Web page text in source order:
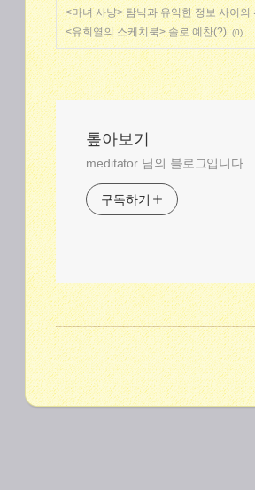
<마녀 사냥> 탐닉과 유익한 정보 사이의
<유희열의 스케치북> 솔로 예찬(?) (0)
톺아보기
meditator 님의 블로그입니다.
구독하기